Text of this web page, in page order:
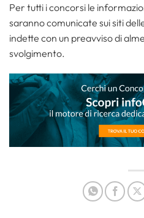
Per tutti i concorsi le
saranno comunicate sui siti
indette con un preavviso di
svolgimento.